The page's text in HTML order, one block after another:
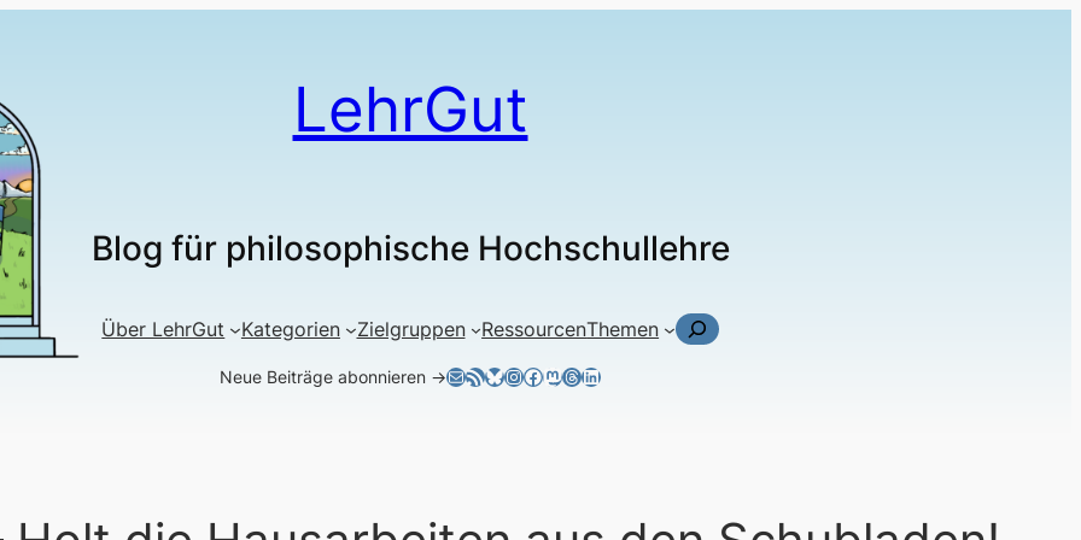
LehrGut
Blog für philosophische Hochschullehre
Über LehrGut Kategorien Zielgruppen RessourcenThemen Suchen
Neue Beiträge abonnieren →E-MailRSS-FeedBluesky
Instagram
Facebook
Mastodon
Threads
LinkedIn